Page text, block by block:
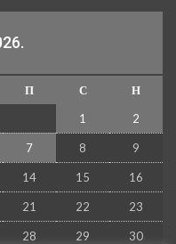
П С
Н
1
2
7 8 9
14 15 16
21 22 23
28 29 30